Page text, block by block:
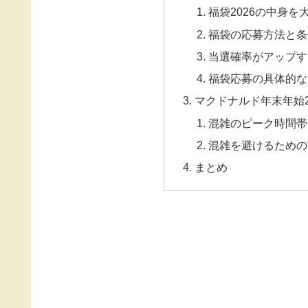
福袋2026の中身を
福袋の応募方法と
当選確率がアップ
福袋応募の具体的
マクドナルド年末年
混雑のピーク時間
混雑を避けるため
まとめ